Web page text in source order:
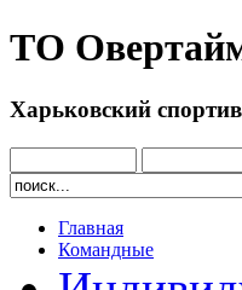
ТО
Харьковский
Главная
Командные